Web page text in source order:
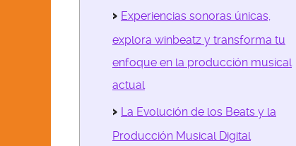
DE 404-DATA &
EDUCATION
E 505-ENGINEERING
HPS 707-HEALTH &
Experiencias sonoras únicas,
explora winbeatz y transforma tu
enfoque en la producción musical
actual
La Evolución de los Beats y la
Producción Musical Digital